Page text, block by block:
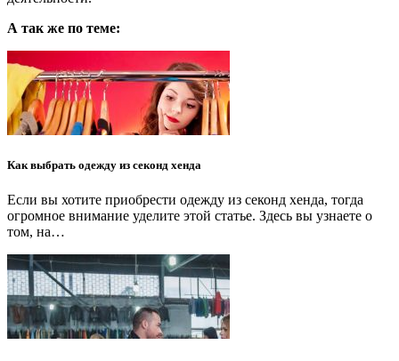
А так же по теме:
Как выбрать одежду из секонд хенда
Если вы хотите приобрести одежду из секонд хенда, тогда
огромное внимание уделите этой статье. Здесь вы узнаете о
том, на…